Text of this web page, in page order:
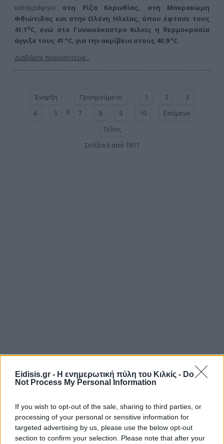
Eidisis.gr - Η ενημερωτική πύλη του Κιλκίς - Do
Not Process My Personal Information
If you wish to opt-out of the sale, sharing to third parties, or
processing of your personal or sensitive information for
targeted advertising by us, please use the below opt-out
section to confirm your selection. Please note that after your
καταγράφηκε στη Ρίζα Κορινθίας, στη Μακρακώμη
Φθιώτιδας και στην Ωλένη Ηλείας, όπου έφτασε τους
41.1 οC, ενώ στο Γυναικόκαστρο Κιλκίς η θερμοκρασία
άγγιξε τους 41 °C, για την ακρίβεια στους 40,9 °C.
Διαβάστε περισσότερα...
Έναρξη Προηγούμενο 1 2
3
4
5 6 7 8 9 10
Επόμενο
Τέλος
Σελίδα 6 από 1817